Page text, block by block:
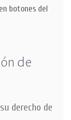
botones del
de
derecho de